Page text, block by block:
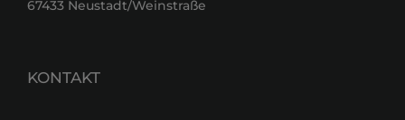
67433 Neustadt/Weinstraße
KONTAKT